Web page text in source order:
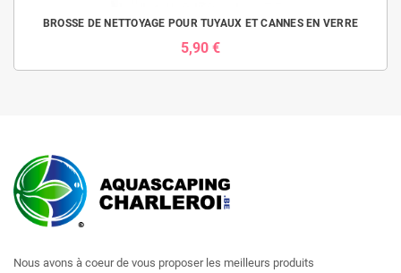
BROSSE DE NETTOYAGE POUR TUYAUX ET CANNES EN VERRE
5,90 €
Nous avons à coeur de vous proposer les meilleurs produits